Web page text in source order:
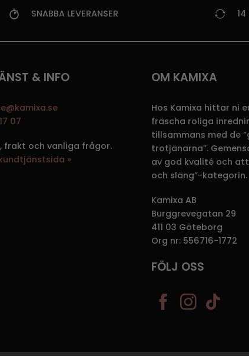
SNABBA LEVERANSER 14
& INFO
07
frakt och vanliga frågor.
»
OM KAMIXA
Hos Kamixa hittar ni
fräscha roliga
tillsammans med de
trotjänarna”.
av god kvalité och
och släng”-kategorin.
Kamixa AB
Burggrevegatan 29
411 03 Göteborg
Org nr: 556716-1772
FÖLJ OSS